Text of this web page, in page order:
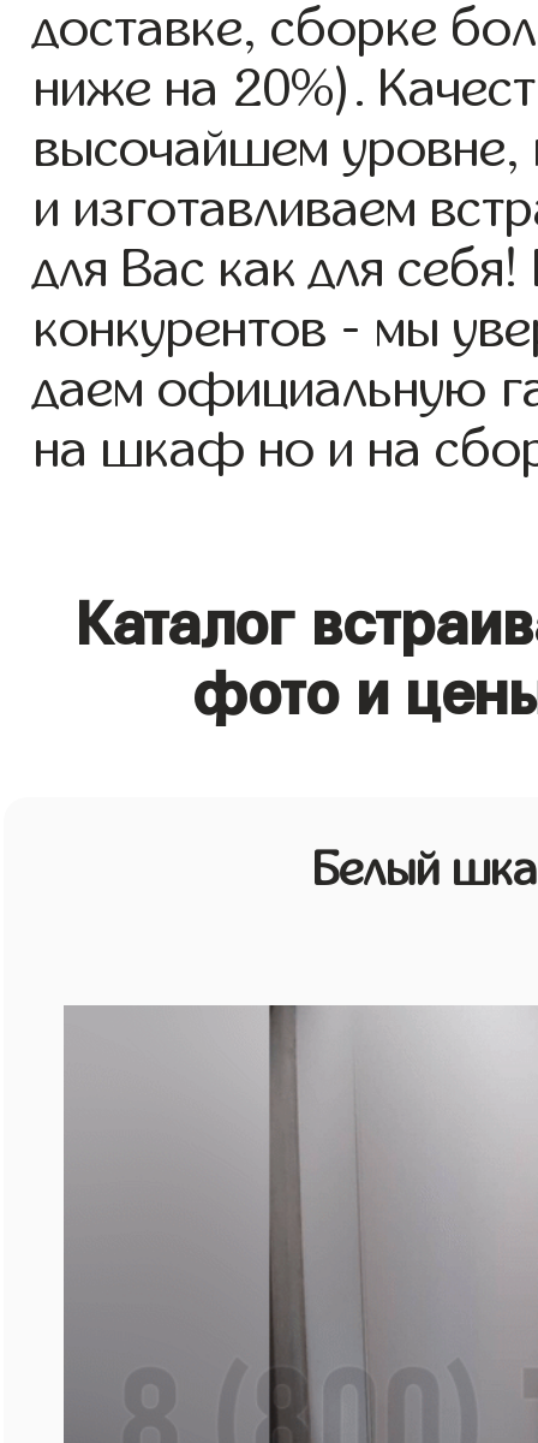
доставке, сборке
ниже на 20%).
высочайшем
и изготавливаем
для Вас как для
конкурентов - мы
даем официальную
на шкаф но и на
Каталог
фото и
Белый